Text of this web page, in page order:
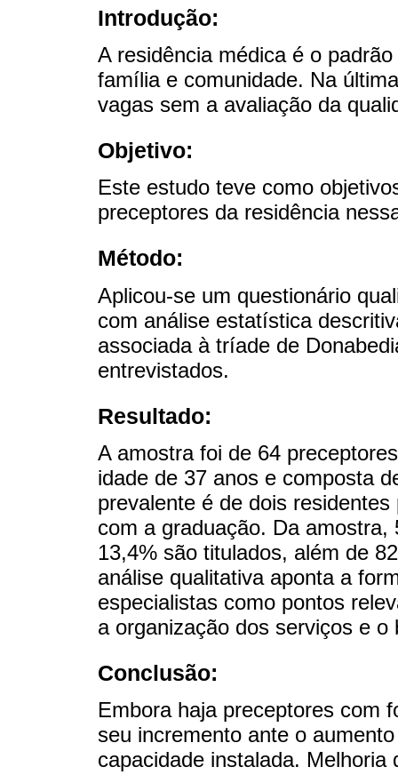
Introdução:
A residência médica é o
família e comunidade. Na
vagas sem a avaliação da
Objetivo:
Este estudo teve como
preceptores da residência
Método:
Aplicou-se um questionário
com análise estatística
associada à tríade de
entrevistados.
Resultado:
A amostra foi de 64
idade de 37 anos e composta
prevalente é de dois
com a graduação. Da
13,4% são titulados, além de
análise qualitativa aponta a
especialistas como pontos
a organização dos serviços e
Conclusão:
Embora haja preceptores com
seu incremento ante o
capacidade instalada.